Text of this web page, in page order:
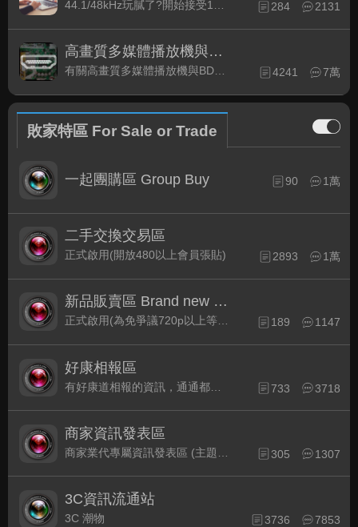
284 2131
高畫質多媒體播放機與BD討論區
有關高畫質多媒體播放機與BD相關討論區 4241 7萬
敗家特區 For Sale or Trade
一起團購區 Group Buy 90 1萬
二手交換交易區
正式啟用(開放480以上會員張貼) 2893 1萬
新品販賣區 Brand new Plaza
正式啟用(為免爭議720p以上等級發表限定) 189 1147
好康相報區
733 3718
商家資訊發表區
305 1307
3C資訊流通站
3C 潮物 3736 7853